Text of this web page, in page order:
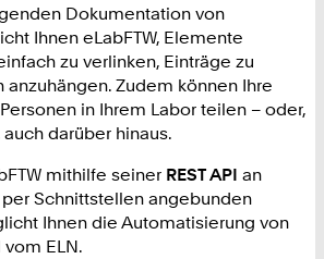
Dokumentation von
Ihnen eLabFTW, Elemente
zu verlinken, Einträge zu
Zudem können Ihre
in Ihrem Labor teilen – oder,
darüber hinaus.
mithilfe seiner REST API an
Schnittstellen angebunden
Ihnen die Automatisierung von
ELN.